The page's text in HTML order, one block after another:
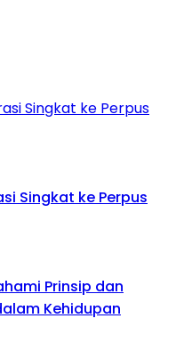
Singkat ke Perpus
Prinsip dan
Kehidupan